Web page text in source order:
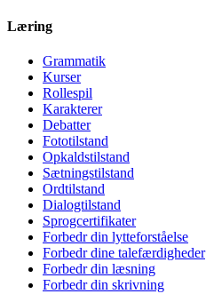
Læring
Grammatik
Kurser
Rollespil
Karakterer
Debatter
Fototilstand
Opkaldstilstand
Sætningstilstand
Ordtilstand
Dialogtilstand
Sprogcertifikater
Forbedr din lytteforståelse
Forbedr dine talefærdigheder
Forbedr din læsning
Forbedr din skrivning